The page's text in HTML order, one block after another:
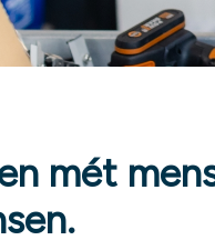
mét